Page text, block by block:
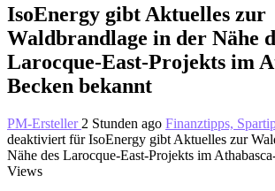
IsoEnergy gibt Aktuelles zur
Waldbrandlage in der Nähe
Larocque-East-Projekts im
Becken bekannt
PM-Ersteller 2 Stunden ago Finanztipps,
deaktiviert für IsoEnergy gibt Aktuelles zur
Nähe des Larocque-East-Projekts im
Views